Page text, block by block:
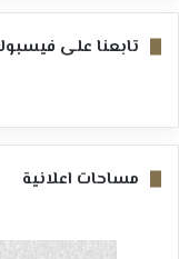
تابعنا على
مساحات اعلانية